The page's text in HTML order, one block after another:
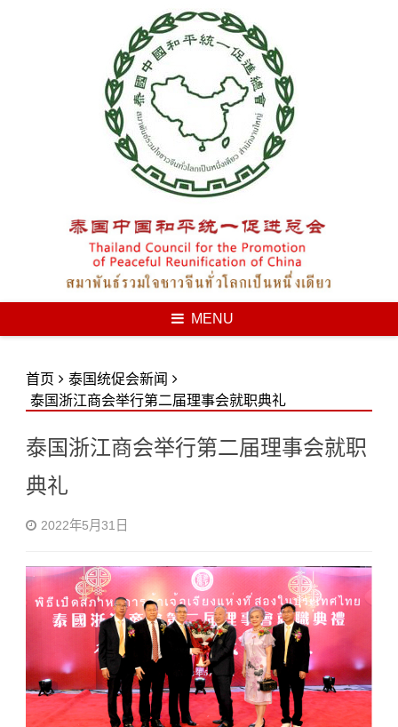
MENU
首页
泰国统促会新闻
泰国浙江商会举行第二届理事会就职典礼
泰国浙江商会举行第二届理事会就职
典礼
2022年5月31日